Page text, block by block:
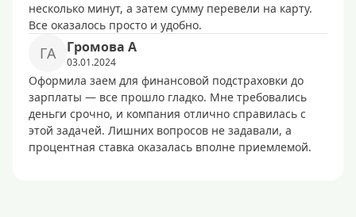
несколько минут, а затем сумму перевели на карту.
Все оказалось просто и удобно.
ГA Гpoмoвa A
03.01.2024
Оформила заем для финансовой подстраховки до
зарплаты — все прошло гладко. Мне требовались
деньги срочно, и компания отлично справилась с
этой задачей. Лишних вопросов не задавали, а
процентная ставка оказалась вполне приемлемой.